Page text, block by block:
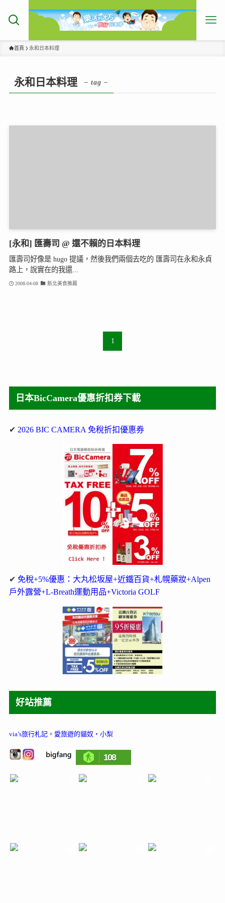
首頁 永和日本料理
永和日本料理 – tag –
[永和] 匯壽司 @ 還不賴的日本料理
匯壽司好像是 hugo 提議，然後我們兩個去吃的 匯壽司在永和永貞
路上，說實在的我還...
2008-04-08 新北美食推薦
1
日本BicCamera優惠折扣券下載
✔ 2026 BIC CAMERA 免稅折扣優惠券
✔ 免稅+5%優惠：大丸松坂屋+近鐵百貨+札幌藥妝+Alpen
戶外露營+L-Breath運動用品+Victoria GOLF
好站推薦
via’s旅行札記。 愛旅遊的貓奴‧小梨
108